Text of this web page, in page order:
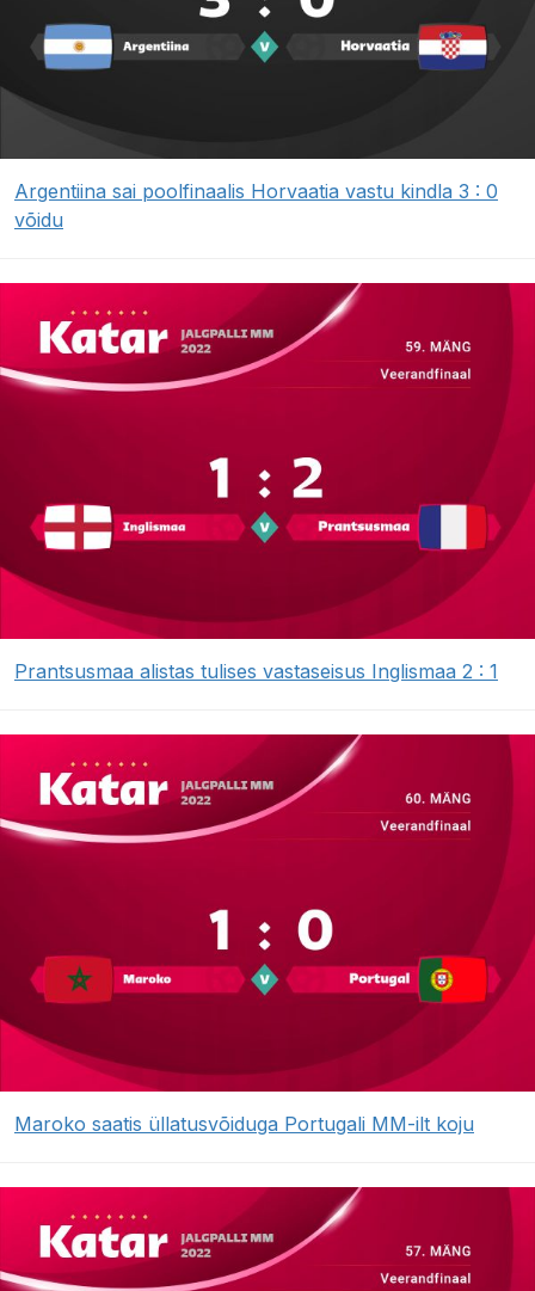
Argentiina sai poolfinaalis Horvaatia vastu kindla 3 : 0
võidu
Prantsusmaa alistas tulises vastaseisus Inglismaa 2 : 1
Maroko saatis üllatusvõiduga Portugali MM-ilt koju